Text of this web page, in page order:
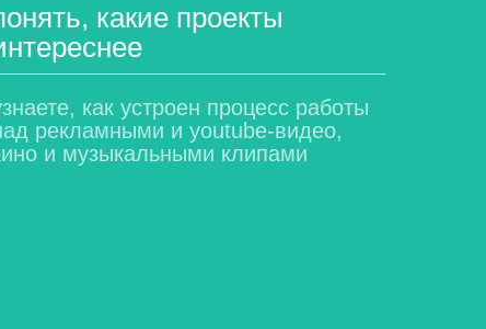
как устроен процесс работы
рекламными и youtube-видео,
и музыкальными клипами
какие проекты